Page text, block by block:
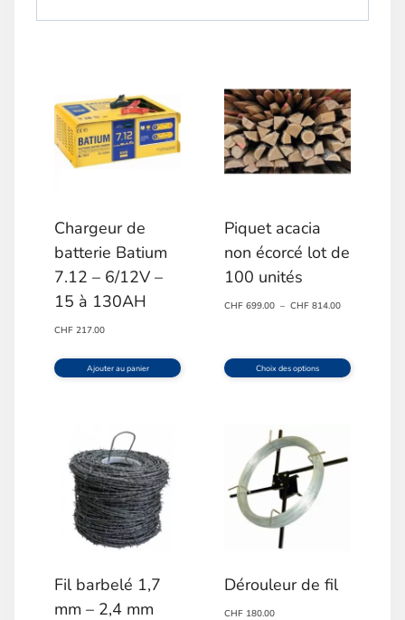
Chargeur de
batterie Batium
7.12 – 6/12V –
15 à 130AH
CHF 217.00
Ajouter au panier
Piquet acacia
non écorcé lot de
100 unités
CHF 699.00 – CHF 814.00Plage
CHF 699.00
à
Choix des options
plusieurs
variations.
peuvent
Fil barbelé 1,7
mm – 2,4 mm
Dérouleur de fil
CHF 180.00